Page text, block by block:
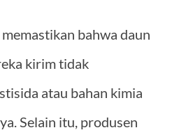
bahwa daun
kirim tidak
atau bahan kimia
Selain itu, produsen